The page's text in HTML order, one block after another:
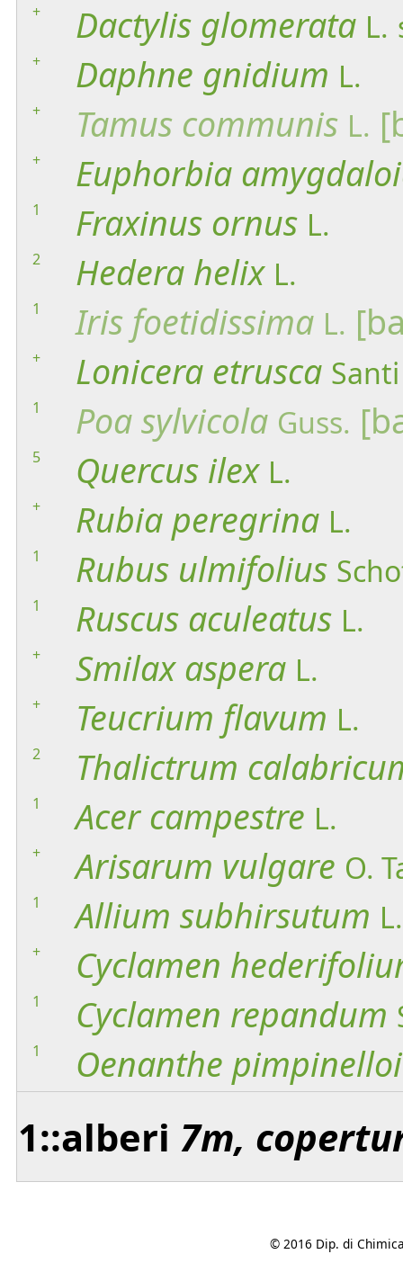
+ Dactylis glomerata L.
+ Daphne gnidium L.
+ Tamus communis L.
+ Euphorbia
1 Fraxinus ornus L.
2 Hedera helix L.
1 Iris foetidissima L.
+ Lonicera etrusca Santi
1 Poasylvicola Guss.
5 Quercus ilex L.
+ Rubia peregrina L.
1 Rubus ulmifolius
1 Ruscus aculeatus L.
+ Smilax aspera L.
+ Teucrium flavum L.
2 Thalictrum
1 Acer campestre L.
+ Arisarum vulgare O.
1 Allium subhirsutum L.
+ Cyclamen
1 Cyclamen repandum
1 Oenanthe
1::alberi 7m,
© 2016 Dip. di